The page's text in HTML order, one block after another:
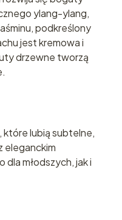
ylang-ylang,
podkreślony
jest kremowa i
drzewne tworzą
lubią subtelne,
eleganckim
młodszych, jak i